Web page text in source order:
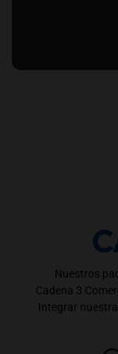
Nuestros
Cadena 3
Integrar nuestra